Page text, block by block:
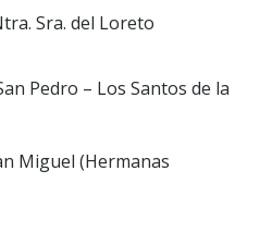
Sra. del Loreto
Pedro – Los Santos de la
Miguel (Hermanas